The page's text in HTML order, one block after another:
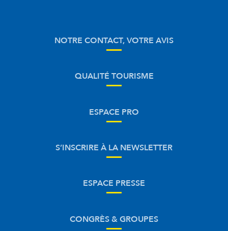
NOTRE CONTACT, VOTRE AVIS
QUALITÉ TOURISME
ESPACE PRO
S’INSCRIRE À LA NEWSLETTER
ESPACE PRESSE
CONGRÈS & GROUPES